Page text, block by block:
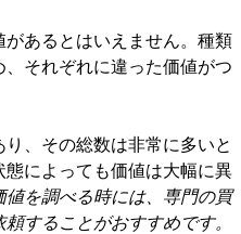
あるとはいえません。種類
それぞれに違った価値がつ
、その総数は非常に多いと
によっても価値は大幅に異
値を調べる時には、専門の買
することがおすすめです。